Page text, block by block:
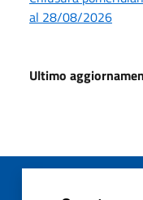
al 28/08/2026
Ultimo